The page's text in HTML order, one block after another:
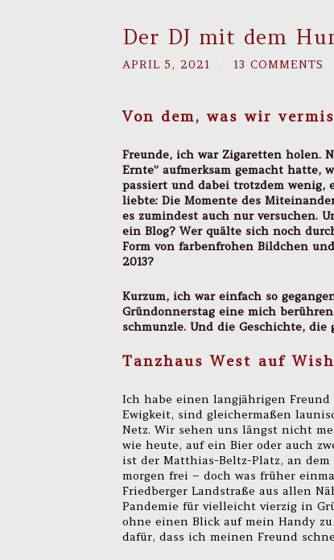
Der DJ mit dem
APRIL 5, 2021 13 COMMENTS
Von dem, was wir
Freunde, ich war Zigaretten holen.
Ernte” aufmerksam gemacht hatte,
passiert und dabei trotzdem
liebte: Die Momente des
es zumindest auch nur versuchen.
ein Blog? Wer quälte sich noch
Form von farbenfrohen Bildchen
2013?
Kurzum, ich war einfach so
Gründonnerstag eine mich
schmunzle. Und die Geschichte, die
Tanzhaus West auf
Ich habe einen langjährigen
Ewigkeit, sind gleichermaßen
Netz. Wir sehen uns längst nicht
wie heute, auf ein Bier oder auch
ist der Matthias-Beltz-Platz, an
morgen frei – doch was früher
Friedberger Landstraße aus allen
Pandemie für vielleicht vierzig in
ohne einen Blick auf mein Handy
dafür, dass ich meinen Freund